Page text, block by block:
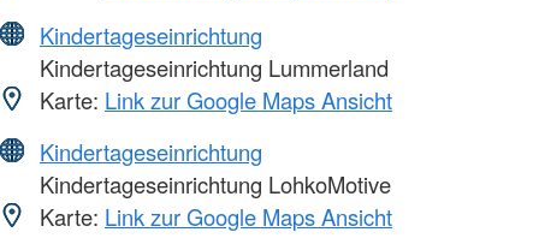
Kindertageseinrichtung
Kindertageseinrichtung Lummerland
Karte: Link zur Google Maps Ansicht
Kindertageseinrichtung
Kindertageseinrichtung LohkoMotive
Karte: Link zur Google Maps Ansicht